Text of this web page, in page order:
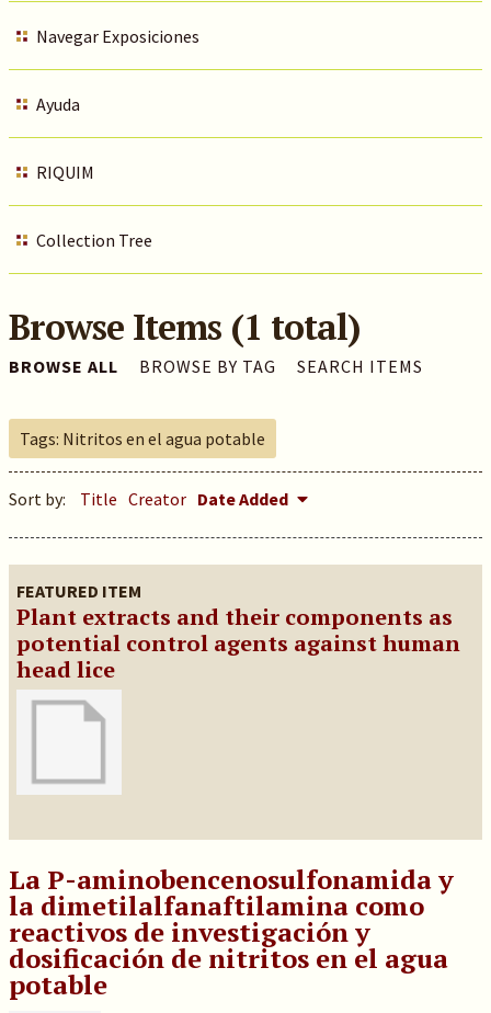
Navegar Exposiciones
Ayuda
RIQUIM
Collection Tree
Browse Items (1 total)
BROWSE ALL BROWSE BY TAG SEARCH ITEMS
Tags: Nitritos en el agua potable
Sort by: Title Creator Date Added
FEATURED ITEM
Plant extracts and their components as
potential control agents against human
head lice
La P-aminobencenosulfonamida y
la dimetilalfanaftilamina como
reactivos de investigación y
dosificación de nitritos en el agua
potable